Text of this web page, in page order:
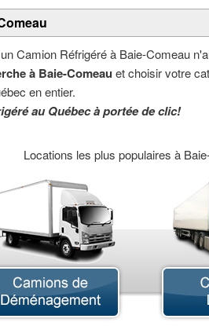
Camion Réfrigéré à Baie-Comeau
à Baie-Comeau et choisir votre
en entier.
au Québec à portée de clic!
Locations les plus populaires à
Articulé Camion Cube
Nacelle Camion Pick-up